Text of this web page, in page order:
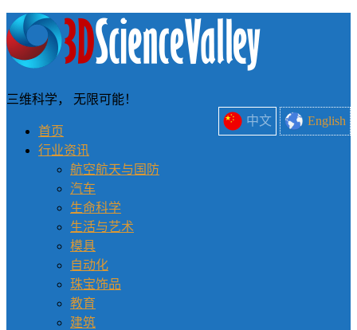
中文 English
三维科学， 无限可能！
首页
行业资讯
航空航天与国防
汽车
生命科学
生活与艺术
模具
自动化
珠宝饰品
教育
建筑